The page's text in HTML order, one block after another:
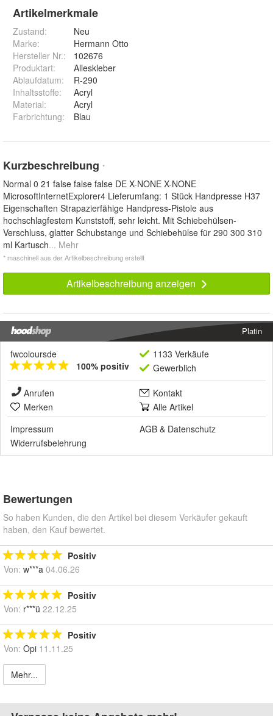
Artikelmerkmale
Zustand:
Neu
Marke:
Hermann Otto
Hersteller Nr.:
102676
Produktart:
Alleskleber
Ablaufdatum:
R-290
Inhaltsstoffe:
Acryl
Material:
Acryl
Farbrichtung: Blau
Kurzbeschreibung *
Normal 0 21 false false false DE X-NONE X-NONE
MicrosoftInternetExplorer4 Lieferumfang: 1 Stück Handpresse H37
Eigenschaften Strapazierfähige Handpress-Pistole aus
hochschlagfestem Kunststoff, sehr leicht. Mit Schiebehülsen-
Verschluss, glatter Schubstange und Schiebehülse für 290 300 310
ml Kartusch... Mehr
* maschinell aus der Artikelbeschreibung erstellt
Artikelbeschreibung anzeigen
Platin
fwcoloursde
100% positiv
1133 Verkäufe
Gewerblich
Anrufen
Kontakt
Merken
Alle Artikel
Impressum
AGB & Datenschutz
Widerrufsbelehrung
Bewertungen
So haben Kunden, die den Artikel bei diesem Verkäufer gekauft
haben, den Kauf bewertet.
Positiv
Von: w***a 04.06.26
Positiv
Von: r***ü 22.12.25
Positiv
Von: Opi 11.11.25
Mehr...